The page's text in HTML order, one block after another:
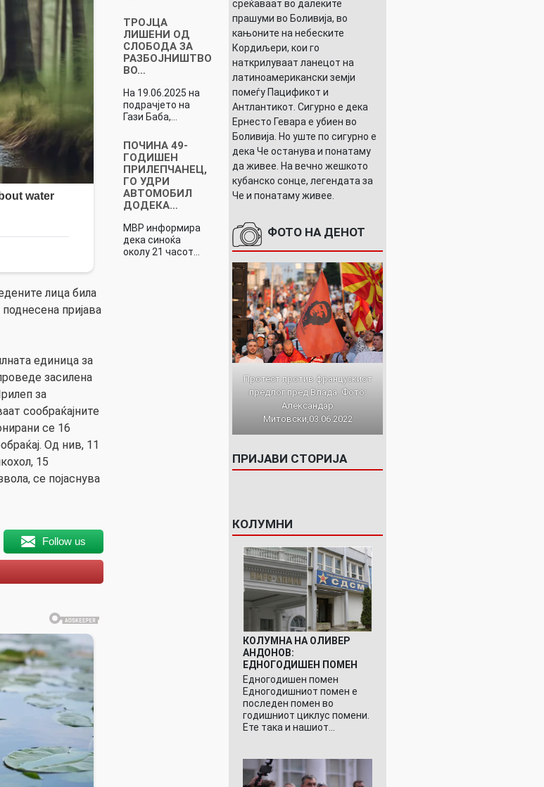
лица била
пријава
единица за
засилена
за
сообраќајните
се 16
Од нив, 11
15
се појаснува
Follow us
ТРОЈЦА
ЛИШЕНИ ОД
СЛОБОДА ЗА
РАЗБОЈНИШТВО
ВО…
На 19.06.2025 на
подрачјето на
Гази Баба,…
ПОЧИНА 49-
ГОДИШЕН
ПРИЛЕПЧАНЕЦ,
ГО УДРИ
АВТОМОБИЛ
ДОДЕКА…
МВР информира
дека синоќа
околу 21 часот…
среќаваат во далеките
прашуми во Боливија, во
кањоните на небеските
Кордиљери, кои го
наткрилуваат ланецот на
латиноамерикански земји
помеѓу Пацификот и
Антлантикот. Сигурно е дека
Ернесто Гевара е убиен во
Боливија. Но уште по сигурно е
дека Че останува и понатаму
да живее. На вечно жешкото
кубанско сонце, легендата за
Че и понатаму живее.
ФОТО НА ДЕНОТ
Протест против францускиот
предлог пред Влада. Фото:
Александар
Митовски,03.06.2022
ПРИЈАВИ СТОРИЈА
КОЛУМНИ
КОЛУМНА НА ОЛИВЕР
АНДОНОВ:
ЕДНОГОДИШЕН ПОМЕН
Едногодишен помен
Едногодишниот помен е
последен помен во
годишниот циклус помени.
Ете така и нашиот…